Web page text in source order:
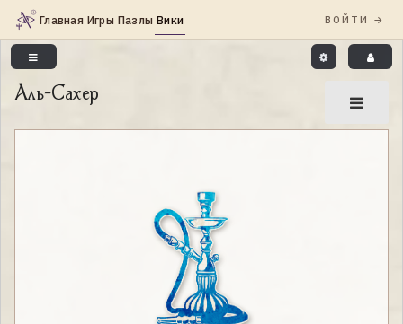
Аль-Сахер